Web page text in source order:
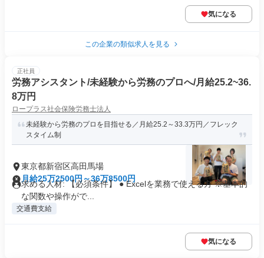
気になる
この企業の類似求人を見る
正社員
労務アシスタント/未経験から労務のプロへ/月給25.2~36.
8万円
ロープラス社会保険労務士法人
未経験から労務のプロを目指せる／月給25.2～33.3万円／フレック
スタイム制
東京都新宿区高田馬場
月給25万2500円～36万8500円
求める人材: 【必須条件】 ● Excelを業務で使える方 ※基本的
な関数や操作がで...
交通費支給
気になる